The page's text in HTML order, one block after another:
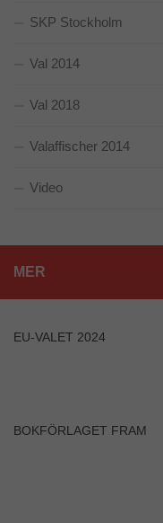
SKP Stockholm
Val 2014
Val 2018
Valaffischer 2014
Video
MER
EU-VALET 2024
BOKFÖRLAGET FRAM